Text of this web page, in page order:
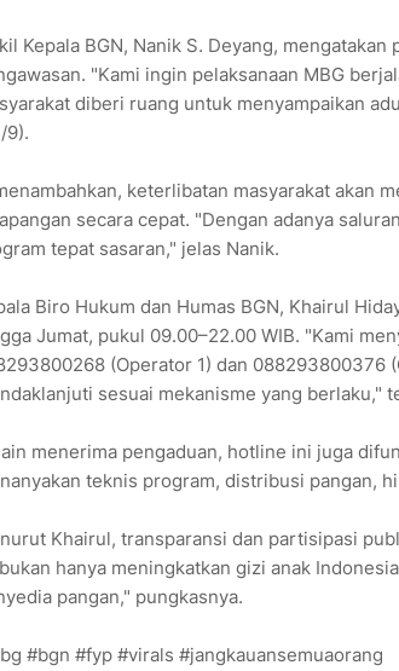
Kepala BGN, Nanik S. Deyang,
"Kami ingin pelaksanaan MBG
diberi ruang untuk menyampaikan
9).
keterlibatan masyarakat akan
secara cepat. "Dengan adanya
tepat sasaran," jelas Nanik.
Biro Hukum dan Humas BGN, Khairul
Jumat, pukul 09.00–22.00 WIB. "Kami
(Operator 1) dan 088293800376
sesuai mekanisme yang berlaku,"
menerima pengaduan, hotline ini juga
teknis program, distribusi pangan,
Khairul, transparansi dan partisipasi
hanya meningkatkan gizi anak
pangan," pungkasnya.
#bgn #fyp #virals #jangkauansemuaorang